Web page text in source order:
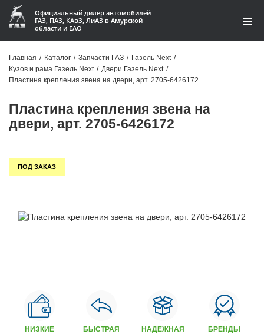
Официальный дилер автомобилей
ГАЗ, ПАЗ, КАвЗ, ЛиАЗ в Амурской
области и ЕАО
Акции
О компании
Контакты
Доставка
Статьи
+7 (4162) 22-95-09
Запчасти
+7 (4162) 22-95-79
Главная / Каталог / Запчасти ГАЗ / Газель Next /
Кузов и рама Газель Next / Двери Газель Next /
Пластина крепления звена на двери, арт. 2705-6426172
Пластина крепления звена на
двери, арт. 2705-6426172
ПОД ЗАКАЗ
НИЗКИЕ БЫСТРАЯ НАДЕЖНАЯ БРЕНДЫ